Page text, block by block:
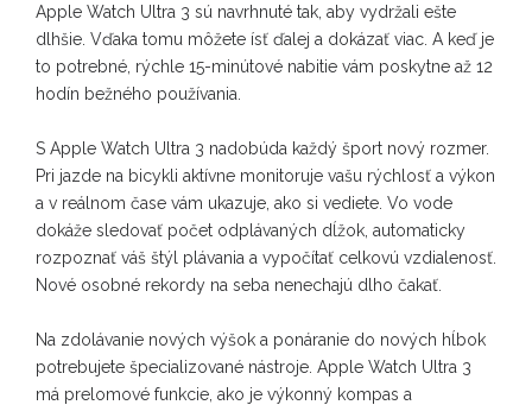
Apple Watch Ultra 3 sú navrhnuté tak, aby vydržali ešte
dlhšie. Vďaka tomu môžete ísť ďalej a dokázať viac. A keď je
to potrebné, rýchle 15-minútové nabitie vám poskytne až 12
hodín bežného používania.
S Apple Watch Ultra 3 nadobúda každý šport nový rozmer.
Pri jazde na bicykli aktívne monitoruje vašu rýchlosť a výkon
a v reálnom čase vám ukazuje, ako si vediete. Vo vode
dokáže sledovať počet odplávaných dĺžok, automaticky
rozpoznať váš štýl plávania a vypočítať celkovú vzdialenosť.
Nové osobné rekordy na seba nenechajú dlho čakať.
Na zdolávanie nových výšok a ponáranie do nových hĺbok
potrebujete špecializované nástroje. Apple Watch Ultra 3
má prelomové funkcie, ako je výkonný kompas a